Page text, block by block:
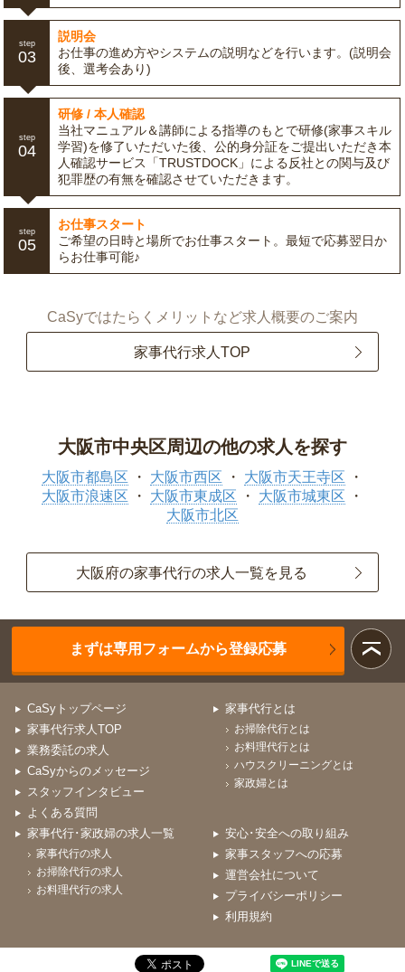
step
03
説明会
お仕事の進め方やシステムの説明などを行います。(説明会
後、選考会あり)
step
04
研修 / 本人確認
当社マニュアル＆講師による指導のもとで研修(家事スキル
学習)を修了いただいた後、公的身分証をご提出いただき本
人確認サービス「TRUSTDOCK」による反社との関与及び
犯罪歴の有無を確認させていただきます。
step
05
お仕事スタート
ご希望の日時と場所でお仕事スタート。最短で応募翌日か
らお仕事可能♪
CaSyではたらくメリットなど求人概要のご案内
家事代行求人TOP
大阪市中央区周辺の他の求人を探す
大阪市都島区 大阪市西区
大阪市天王寺区
大阪市浪速区
大阪市東成区
大阪市城東区
大阪市北区
大阪府の家事代行の求人一覧を見る
まずは専用フォームから登録応募
CaSyトップページ
家事代行求人TOP
業務委託の求人
CaSyからのメッセージ
スタッフインタビュー
よくある質問
家事代行とは
お掃除代行とは
お料理代行とは
ハウスクリーニングとは
家政婦とは
家事代行･家政婦の求人一覧
家事代行の求人
お掃除代行の求人
お料理代行の求人
安心･安全への取り組み
家事スタッフへの応募
運営会社について
プライバシーポリシー
利用規約